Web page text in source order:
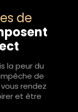
de
la peur du
de
rendez
et être